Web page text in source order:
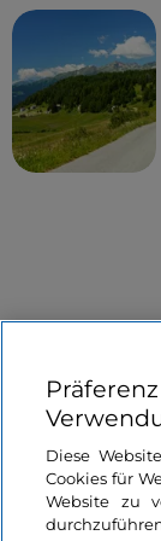
Nützliche
Login
Diese
Cookies für
Website zu